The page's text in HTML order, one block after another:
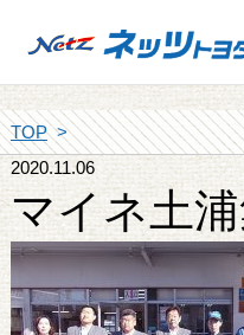
TOP
2020.11.06
マイネ土